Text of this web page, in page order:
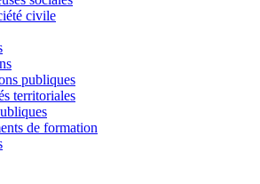
civile
publiques
territoriales
de formation